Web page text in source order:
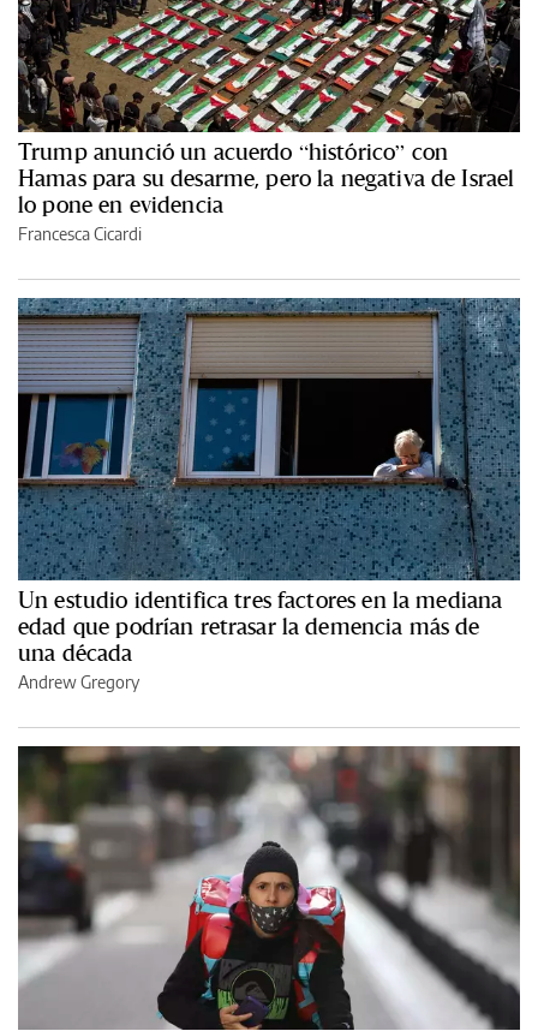
Trump anunció un acuerdo “histórico” con
Hamas para su desarme, pero la negativa de Israel
lo pone en evidencia
Francesca Cicardi
Un estudio identifica tres factores en la mediana
edad que podrían retrasar la demencia más de
una década
Andrew Gregory